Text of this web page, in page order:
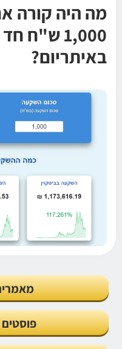
מה היה קורה
באיתריום?